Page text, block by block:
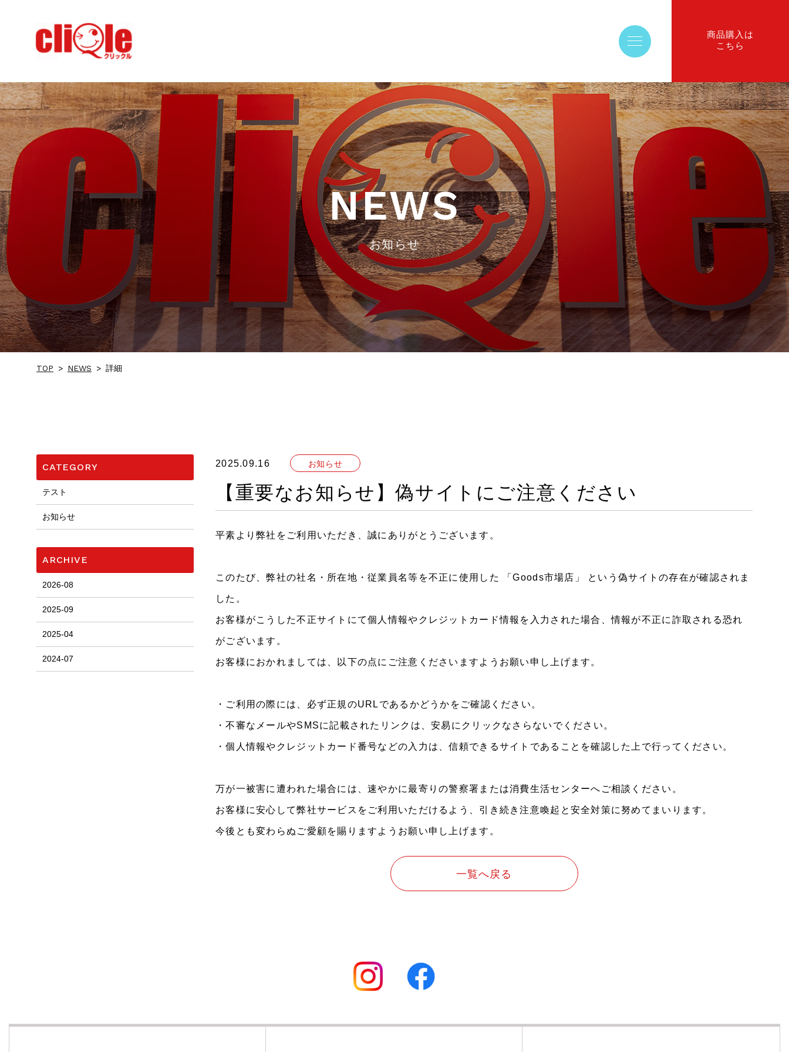
商品購入は
こちら
NEWS
お知らせ
TOP > NEWS > 詳細
2025.09.16 お知らせ
【重要なお知らせ】偽サイトにご注意ください
平素より弊社をご利用いただき、誠にありがとうございます。
このたび、弊社の社名・所在地・従業員名等を不正に使用した 「Goods市場店」 という偽サイトの存在が確認されま
した。
お客様がこうした不正サイトにて個人情報やクレジットカード情報を入力された場合、情報が不正に詐取される恐れ
がございます。
お客様におかれましては、以下の点にご注意くださいますようお願い申し上げます。
・ご利用の際には、必ず正規のURLであるかどうかをご確認ください。
・不審なメールやSMSに記載されたリンクは、安易にクリックなさらないでください。
・個人情報やクレジットカード番号などの入力は、信頼できるサイトであることを確認した上で行ってください。
万が一被害に遭われた場合には、速やかに最寄りの警察署または消費生活センターへご相談ください。
お客様に安心して弊社サービスをご利用いただけるよう、引き続き注意喚起と安全対策に努めてまいります。
今後とも変わらぬご愛顧を賜りますようお願い申し上げます。
一覧へ戻る
CATEGORY
テスト
お知らせ
ARCHIVE
2026-08
2025-09
2025-04
2024-07